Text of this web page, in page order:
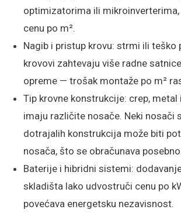
optimizatorima ili
cenu po m².
Nagib i pristup krovu: strmi ili teško
krovovi zahtevaju više radne
opreme — trošak montaže po m²
Tip krovne konstrukcije: crep, metal
imaju različite nosače. Neki nosači
dotrajalih konstrukcija može biti
nosača, što se obračunava
Baterije i hibridni sistemi:
skladišta lako udvostruči cenu po
povećava energetsku nezavisnost.